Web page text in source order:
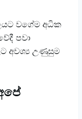
වගේම අධික
පවා
අවශ්‍ය උණුසුම